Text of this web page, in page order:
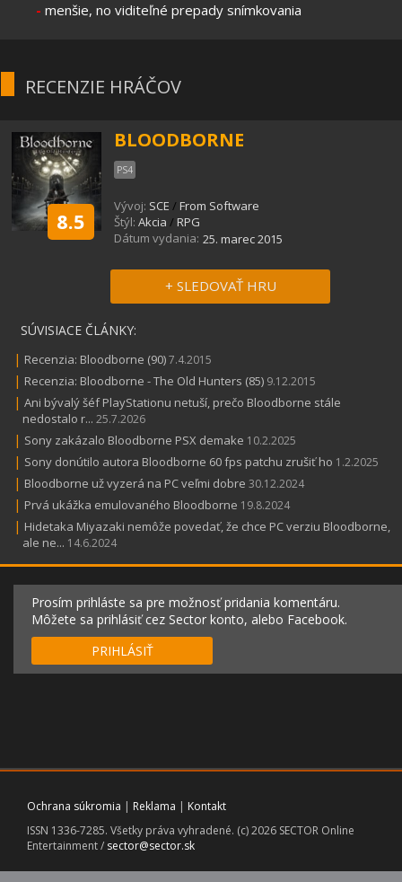
- menšie, no viditeľné prepady snímkovania
RECENZIE HRÁČOV
8.5
BLOODBORNE
PS4
Vývoj: SCE / From Software
Štýl: Akcia / RPG
Dátum vydania: 25. marec 2015
+ SLEDOVAŤ HRU
SÚVISIACE ČLÁNKY:
| Recenzia: Bloodborne (90)7.4.2015
| Recenzia: Bloodborne - The Old Hunters (85) 9.12.2015
| Ani bývalý šéf PlayStationu netuší, prečo Bloodborne stále
nedostalo r... 25.7.2026
| Sony zakázalo Bloodborne PSX demake 10.2.2025
| Sony donútilo autora Bloodborne 60 fps patchu zrušiť ho 1.2.2025
| Bloodborne už vyzerá na PC veľmi dobre 30.12.2024
| Prvá ukážka emulovaného Bloodborne 19.8.2024
| Hidetaka Miyazaki nemôže povedať, že chce PC verziu Bloodborne,
ale ne... 14.6.2024
Prosím prihláste sa pre možnosť pridania komentáru.
Môžete sa prihlásiť cez Sector konto, alebo Facebook.
PRIHLÁSIŤ
Ochrana súkromia | Reklama | Kontakt
ISSN 1336-7285. Všetky práva vyhradené. (c) 2026 SECTOR Online
Entertainment / sector@sector.sk